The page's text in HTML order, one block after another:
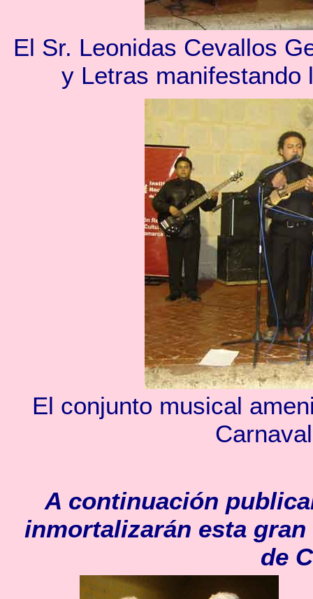
El Sr. Leonidas Cevallos
y Letras manifestando
El conjunto musical
A continuación
inmortalizarán esta
de